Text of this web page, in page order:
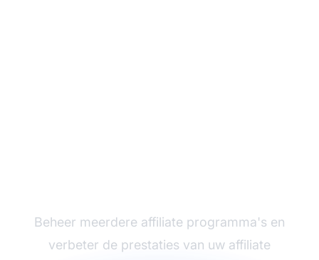
Beheer meerdere affiliate programma's en
verbeter de prestaties van uw affiliate